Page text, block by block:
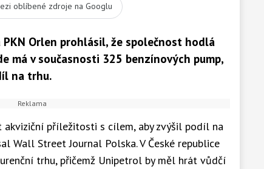
oblíbené zdroje na Googlu
Orlen prohlásil, že společnost hodlá
má v současnosti 325 benzínových pump,
na trhu.
příležitosti s cílem, aby zvýšil podíl na
Wall Street Journal Polska. V České republice
trhu, přičemž Unipetrol by měl hrát vůdčí